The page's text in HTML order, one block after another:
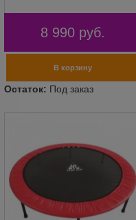
8 990 руб.